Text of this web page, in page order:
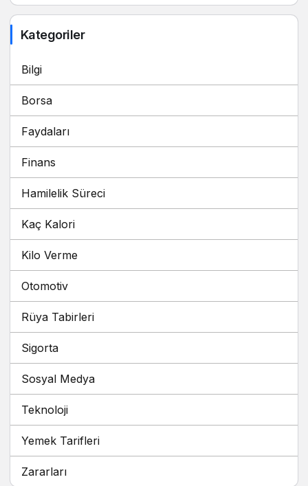
Kategoriler
Bilgi
Borsa
Faydaları
Finans
Hamilelik Süreci
Kaç Kalori
Kilo Verme
Otomotiv
Rüya Tabirleri
Sigorta
Sosyal Medya
Teknoloji
Yemek Tarifleri
Zararları